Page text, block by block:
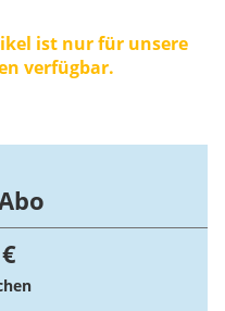
in den Bereichen
ist nur für unsere
verfügbar.